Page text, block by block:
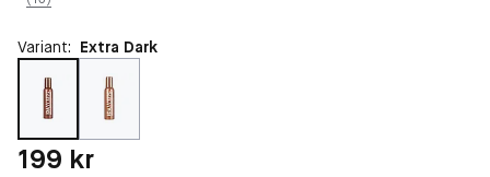
Variant: Extra Dark
Pris: 199 kr
199 kr